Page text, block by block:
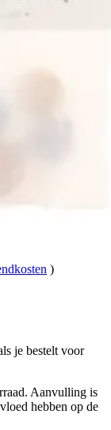
)
je bestelt voor
Aanvulling is
hebben op de